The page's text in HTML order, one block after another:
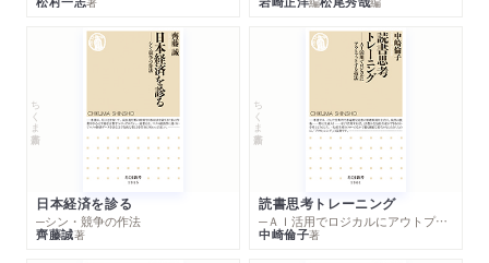
ちくま新書
日本経済を診る
─シン・競争の作法
齊藤誠著
ちくま新書
読書思考トレーニング
─ＡＩ活用でロジカルにアウトプットする技法
中崎倫子著